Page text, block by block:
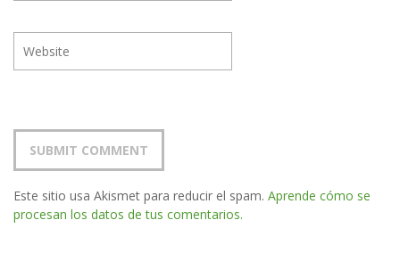
Este sitio usa Akismet para reducir el spam. Aprende cómo se
procesan los datos de tus comentarios.